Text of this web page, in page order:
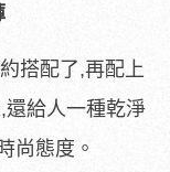
搭配了,再配上
給人一種乾淨
尚態度。